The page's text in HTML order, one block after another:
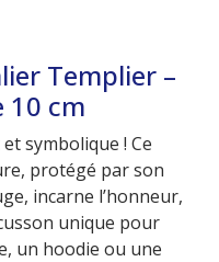
Templier –
10 cm
symbolique ! Ce
protégé par son
incarne l’honneur,
unique pour
un hoodie ou une